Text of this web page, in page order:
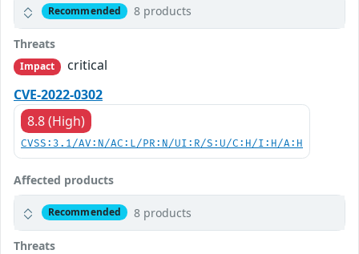
Recommended 8 products
Threats
Impact
critical
CVE-2022-0302
8.8 (High)
CVSS:3.1/AV:N/AC:L/PR:N/UI:R/S:U/C:H/I:H/A:H
Affected products
Recommended 8 products
Threats